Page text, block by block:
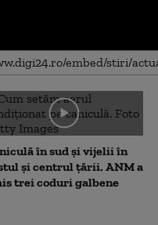
în sud și vijelii în
și centrul țării. ANM a
trei coduri galbene